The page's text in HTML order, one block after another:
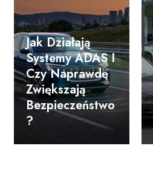
Jak Działają
Systemy ADAS I
Czy Naprawdę
Zwiększają
Bezpieczeństwo
?